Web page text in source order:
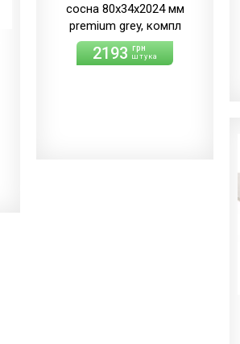
сосна 80х34х2024 мм
premium grey, компл
2193 грн
штука